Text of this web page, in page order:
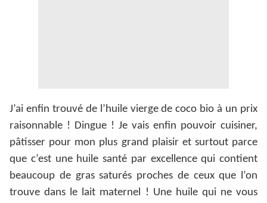
J’ai enfin trouvé de l’huile vierge de coco bio à un prix
raisonnable ! Dingue ! Je vais enfin pouvoir cuisiner,
pâtisser pour mon plus grand plaisir et surtout parce
que c’est une huile santé par excellence qui contient
beaucoup de gras saturés proches de ceux que l’on
trouve dans le lait maternel ! Une huile qui ne vous